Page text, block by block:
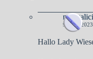
9 JUNI
Hallo Lady